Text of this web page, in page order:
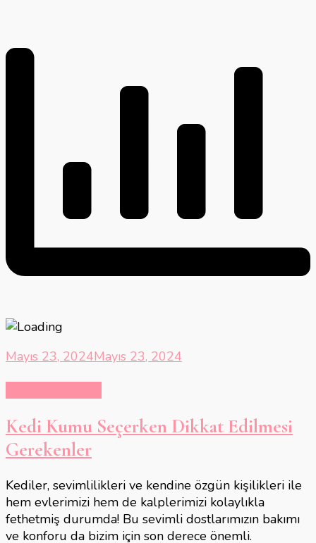
Mayıs 23, 2024Mayıs 23, 2024
Kedi Kumu Seçerken Dikkat Edilmesi
Gerekenler
Kediler, sevimlilikleri ve kendine özgün kişilikleri ile
hem evlerimizi hem de kalplerimizi kolaylıkla
fethetmiş durumda! Bu sevimli dostlarımızın bakımı
ve konforu da bizim için son derece önemli.